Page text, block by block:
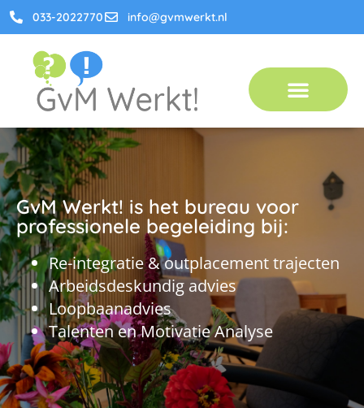
033-2022770 info@gvmwerkt.nl
GvM Werkt! is het bureau voor
professionele begeleiding bij:
Re-integratie & outplacement trajecten
Arbeidsdeskundig advies
Loopbaanadvies
Talenten en Motivatie Analyse